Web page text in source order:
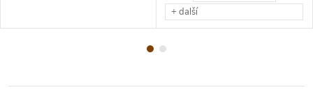
+ další